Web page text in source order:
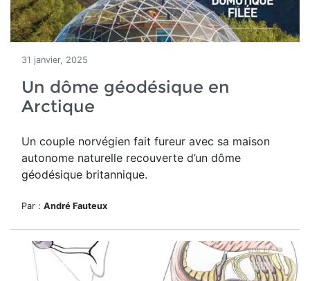
31 janvier, 2025
Un dôme géodésique en
Arctique
Un couple norvégien fait fureur avec sa maison
autonome naturelle recouverte d’un dôme
géodésique britannique.
Par : André Fauteux